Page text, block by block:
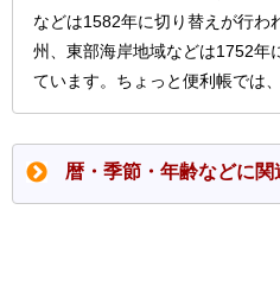
などは1582年に切り替えが行わ
州、東部海岸地域などは1752年
ています。ちょっと便利帳では
暦・季節・年齢などに